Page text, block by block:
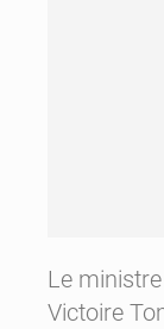
Le
Victoire